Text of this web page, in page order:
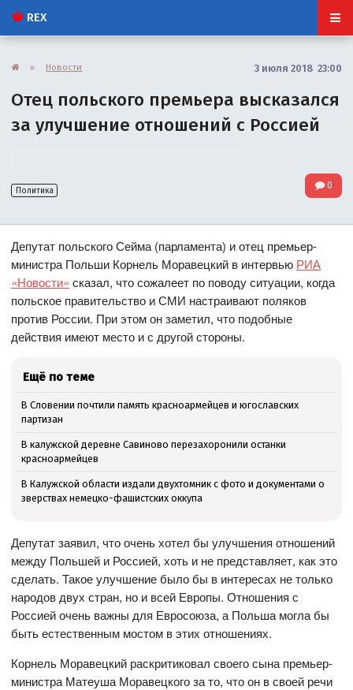
REX
» Новости 3 июля 2018 23:00
Отец польского премьера высказался
за улучшение отношений с Россией
Политика 0
Депутат польского Сейма (парламента) и отец премьер-
министра Польши Корнель Моравецкий в интервью РИА
«Новости» сказал, что сожалеет по поводу ситуации, когда
польское правительство и СМИ настраивают поляков
против России. При этом он заметил, что подобные
действия имеют место и с другой стороны.
Ещё по теме
В Словении почтили память красноармейцев и югославских
партизан
В калужской деревне Савиново перезахоронили останки
красноармейцев
В Калужской области издали двухтомник с фото и документами о
зверствах немецко-фашистских оккупа
Депутат заявил, что очень хотел бы улучшения отношений
между Польшей и Россией, хоть и не представляет, как это
сделать. Такое улучшение было бы в интересах не только
народов двух стран, но и всей Европы. Отношения с
Россией очень важны для Евросоюза, а Польша могла бы
быть естественным мостом в этих отношениях.
Корнель Моравецкий раскритиковал своего сына премьер-
министра Матеуша Моравецкого за то, что он в своей речи